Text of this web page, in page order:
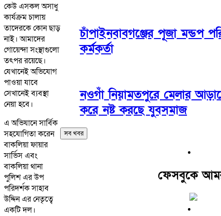
কেউ এসকল অসাধু
কার্যক্রম চালায়
তাদেরকে কোন ছাড়
নাই। আমাদের
গোয়েন্দা সংস্থাগুলো
তৎপর রয়েছে।
যেখানেই অভিযোগ
পাওয়া যাবে
সেখানেই ব্যবস্থা
নেয়া হবে।
এ অভিযানে সার্বিক
সহযোগিতা করেন
বাকলিয়া ফায়ার
সার্ভিস এবং
বাকলিয়া থানা
পুলিশ এর উপ
পরিদর্শক সাহাব
উদ্দিন এর নেতৃত্বে
একটি দল।
চাঁপাইনবাবগঞ্জের পূজা মন্ডপ
কর্মকর্তা
নওগাঁ নিয়ামতপুরে মেলার
করে নষ্ট করছে যুবসমাজ
সব খবর
ফেসবুকে